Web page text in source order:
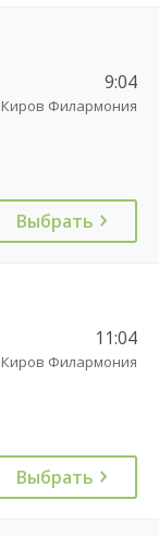
9:04
Киров Филармония
Выбрать
11:04
Киров Филармония
Выбрать